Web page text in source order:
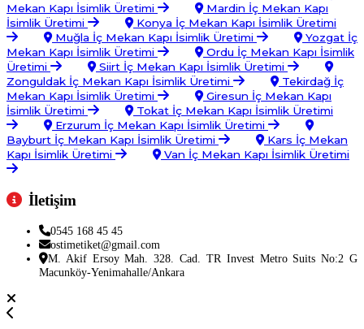
Mekan Kapı İsimlik Üretimi
Mardin İç Mekan Kapı
İsimlik Üretimi
Konya İç Mekan Kapı İsimlik Üretimi
Muğla İç Mekan Kapı İsimlik Üretimi
Yozgat İç
Mekan Kapı İsimlik Üretimi
Ordu İç Mekan Kapı İsimlik
Üretimi
Siirt İç Mekan Kapı İsimlik Üretimi
Zonguldak İç Mekan Kapı İsimlik Üretimi
Tekirdağ İç
Mekan Kapı İsimlik Üretimi
Giresun İç Mekan Kapı
İsimlik Üretimi
Tokat İç Mekan Kapı İsimlik Üretimi
Erzurum İç Mekan Kapı İsimlik Üretimi
Bayburt İç Mekan Kapı İsimlik Üretimi
Kars İç Mekan
Kapı İsimlik Üretimi
Van İç Mekan Kapı İsimlik Üretimi
İletişim
0545 168 45 45
ostimetiket@gmail.com
M. Akif Ersoy Mah. 328. Cad. TR Invest Metro Suits No:2 G
Macunköy-Yenimahalle/Ankara